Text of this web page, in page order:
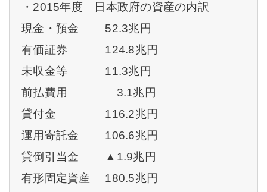
・2015年度 日本政府の資産の内訳
現金・預金 52.3兆円
有価証券 124.8兆円
未収金等 11.3兆円
前払費用 3.1兆円
貸付金 116.2兆円
運用寄託金 106.6兆円
貸倒引当金 ▲1.9兆円
有形固定資産 180.5兆円